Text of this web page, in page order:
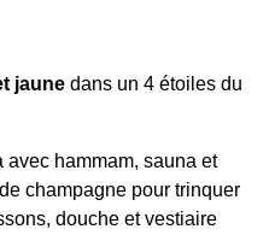
jaune dans un 4 étoiles du
avec hammam, sauna et
champagne pour trinquer
douche et vestiaire